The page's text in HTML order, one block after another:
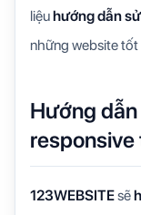
liệuhướng dẫn
những website tốt
Hướng
responsive
123WEBSITEsẽ